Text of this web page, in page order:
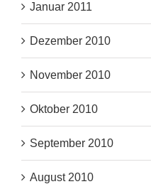
Januar 2011
Dezember 2010
November 2010
Oktober 2010
September 2010
August 2010